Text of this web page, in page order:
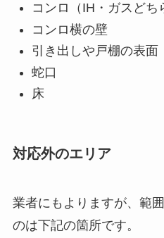
コンロ（IH・ガスどち
コンロ横の壁
引き出しや戸棚の表面
蛇口
床
対応外のエリア
業者にもよりますが、範
のは下記の箇所です。